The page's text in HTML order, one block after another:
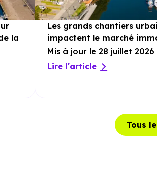
la
Les grands chantiers
impactent le marché
Mis à jour le 28 juillet 2026
Lire l'article
Tous